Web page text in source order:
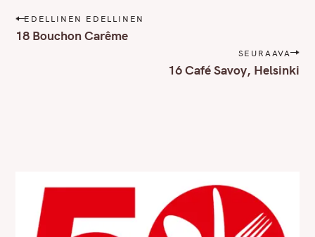
P
o
EDELLINEN EDELLINEN
18 Bouchon Carême
SEURAAVA
16 Café Savoy, Helsinki